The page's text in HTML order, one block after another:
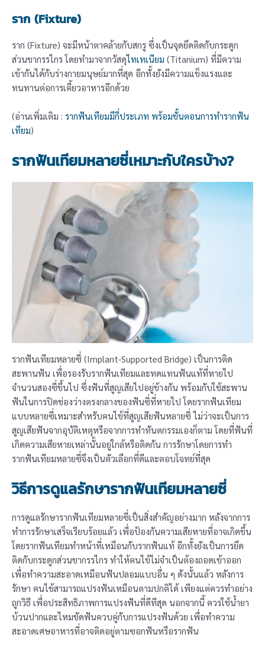
ราก (Fixture)
ราก (Fixture) จะมีหน้าตาคล้ายกับสกรู ซึ่งเป็นจุดยึดติดกับกระดูก
ส่วนขากรรไกร โดยทำมาจากวัสดุไทเทเนียม (Titanium) ที่มีความ
เข้ากันได้กับร่างกายมนุษย์มากที่สุด อีกทั้งยังมีความแข็งแรงและ
ทนทานต่อการเคี้ยวอาหารอีกด้วย
(อ่านเพิ่มเติม : รากฟันเทียมมีกี่ประเภท พร้อมขั้นตอนการทำรากฟัน
เทียม)
รากฟันเทียมหลายซี่เหมาะกับใครบ้าง?
รากฟันเทียมหลายซี่ (Implant-Supported Bridge) เป็นการติด
สะพานฟัน เพื่อรองรับรากฟันเทียมและทดแทนฟันแท้ที่หายไป
จำนวนสองซี่ขึ้นไป ซึ่งฟันที่สูญเสียไปอยู่ข้างกัน พร้อมกับใช้สะพาน
ฟันในการปิดช่องว่างตรงกลางของฟันซี่ที่หายไป โดยรากฟันเทียม
แบบหลายซี่เหมาะสำหรับคนไข้ที่สูญเสียฟันหลายซี่ ไม่ว่าจะเป็นการ
สูญเสียฟันจากอุบัติเหตุหรือจากการทำทันตกรรมเองก็ตาม โดยที่ฟันที่
เกิดความเสียหายเหล่านั้นอยู่ใกล้หรือติดกัน การรักษาโดยการทำ
รากฟันเทียมหลายซี่จึงเป็นตัวเลือกที่ดีและตอบโจทย์ที่สุด
วิธีการดูแลรักษารากฟันเทียมหลายซี่
การดูแลรักษารากฟันเทียมหลายซี่เป็นสิ่งสำคัญอย่างมาก หลังจากการ
ทำการรักษาเสร็จเรียบร้อยแล้ว เพื่อป้องกันความเสียหายที่อาจเกิดขึ้น
โดยรากฟันเทียมทำหน้าที่เหมือนกับรากฟันแท้ อีกทั้งยังเป็นการยึด
ติดกับกระดูกส่วนขากรรไกร ทำให้คนไข้ไม่จำเป็นต้องถอดเข้าออก
เพื่อทำความสะอาดเหมือนฟันปลอมแบบอื่น ๆ ดังนั้นแล้ว หลังการ
รักษา คนไข้สามารถแปรงฟันเหมือนตามปกติได้ เพียงแต่ควรทำอย่าง
ถูกวิธี เพื่อประสิทธิภาพการแปรงฟันที่ดีทีสุด นอกจากนี้ ควรใช้น้ำยา
บ้วนปากและไหมขัดฟันควบคู่กับการแปรงฟันด้วย เพื่อทำความ
สะอาดเศษอาหารที่อาจติดอยู่ตามซอกฟันหรือรากฟัน